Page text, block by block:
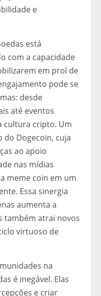
e
está
com a capacidade
em prol de
pode se
desde
até eventos
cultura cripto. Um
do Dogecoin, cuja
ao apoio
nas mídias
meme coin em um
Essa sinergia
aumenta a
também atrai novos
virtuoso de
na
é inegável. Elas
e criar